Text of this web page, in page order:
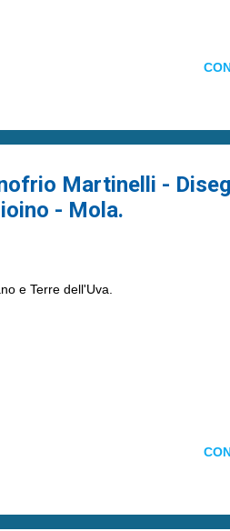
Martinelli -
- Mola.
e Terre dell'Uva.